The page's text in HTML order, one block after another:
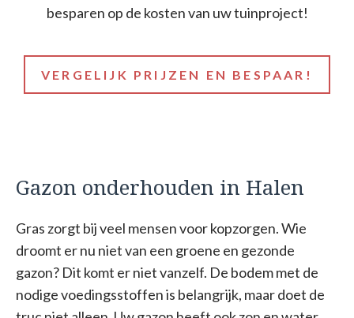
besparen op de kosten van uw tuinproject!
VERGELIJK PRIJZEN EN BESPAAR!
Gazon onderhouden in Halen
Gras zorgt bij veel mensen voor kopzorgen. Wie
droomt er nu niet van een groene en gezonde
gazon? Dit komt er niet vanzelf. De bodem met de
nodige voedingsstoffen is belangrijk, maar doet de